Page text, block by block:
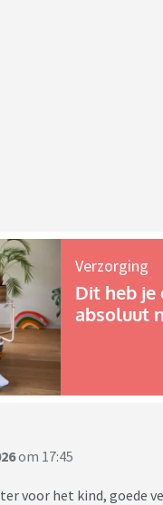
Verzorging
Dit heb je
absoluut
om 17:45
voor het kind, goede